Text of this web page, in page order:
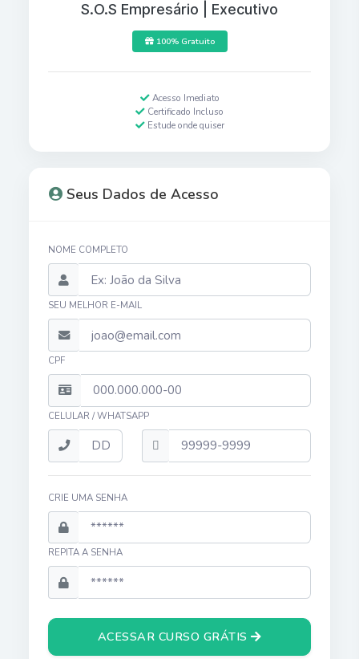
S.O.S Empresário | Executivo
100% Gratuito
Acesso Imediato
Certificado Incluso
Estude onde quiser
Seus Dados de Acesso
NOME COMPLETO
SEU MELHOR E-MAIL
CPF
CELULAR / WHATSAPP
CRIE UMA SENHA
REPITA A SENHA
ACESSAR CURSO GRÁTIS